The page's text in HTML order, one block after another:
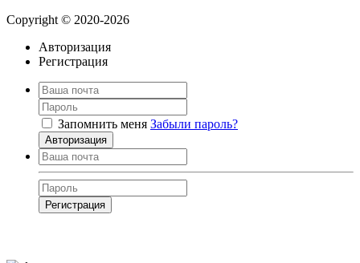
Copyright © 2020-2026
Авторизация
Регистрация
Запомнить меня Забыли пароль?
Авторизация
Регистрация